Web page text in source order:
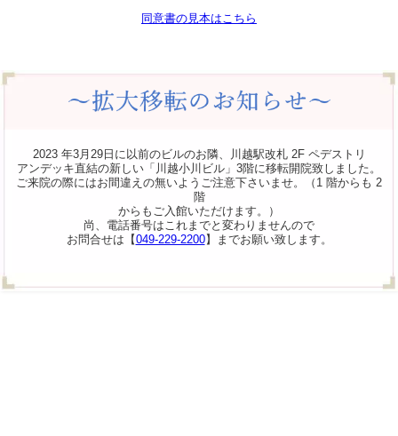
同意書の見本はこちら
2023 年3月29日に以前のビルのお隣、川越駅改札 2F ペデストリ
アンデッキ直結の新しい「川越小川ビル」3階に移転開院致しました。
ご来院の際にはお間違えの無いようご注意下さいませ。（1 階からも 2
階
からもご入館いただけます。）
尚、電話番号はこれまでと変わりませんので
お問合せは【049-229-2200】までお願い致します。